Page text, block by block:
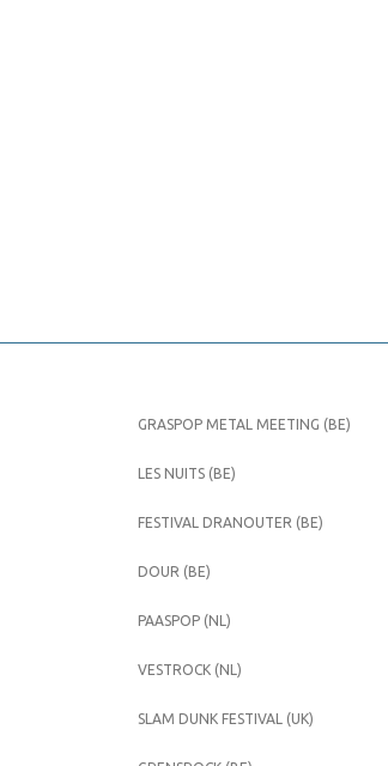
GRASPOP METAL MEETING (BE)
LES NUITS (BE)
FESTIVAL DRANOUTER (BE)
DOUR (BE)
PAASPOP (NL)
VESTROCK (NL)
SLAM DUNK FESTIVAL (UK)